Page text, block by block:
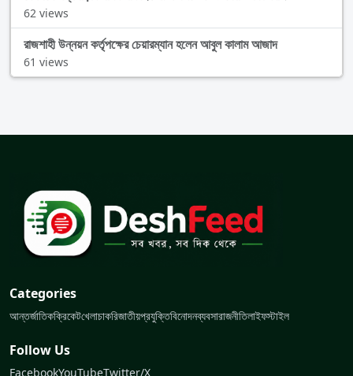
62 views
রাজশাহী উন্নয়ন কর্তৃপক্ষের চেয়ারম্যান হলেন আবুল কালাম আজাদ
61 views
Categories
আন্তর্জাতিকক্রিকেটখেলাচাকরিজাতীয়প্রযুক্তিবিনোদনব্যবসারাজনীতিলাইফস্টাইল
Follow Us
FacebookYouTubeTwitter/X